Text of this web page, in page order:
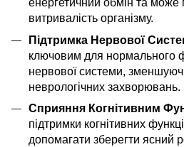
енергетичний обмін та може
витривалість організму.
Підтримка Нервової
ключовим для нормального
нервової системи,
неврологічних захворювань.
Сприяння Когнітивним
підтримки когнітивних
допомагати зберегти ясний